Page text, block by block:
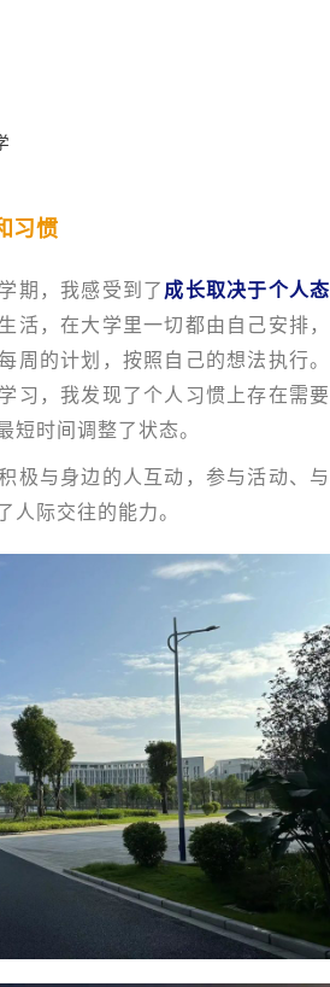
习惯
期，我感受到了成长取决于个人态
活，在大学里一切都由自己安排，
周的计划，按照自己的想法执行。
习，我发现了个人习惯上存在需要
短时间调整了状态。
极与身边的人互动，参与活动、与
人际交往的能力。